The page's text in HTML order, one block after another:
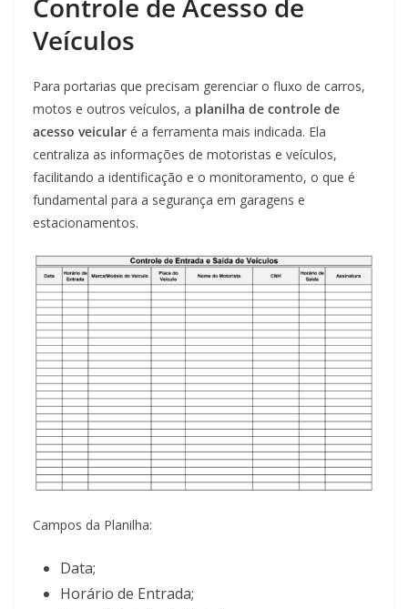
Controle de Acesso de
Veículos
Para portarias que precisam gerenciar o fluxo de carros,
motos e outros veículos, a planilha de controle de
acesso veicular é a ferramenta mais indicada. Ela
centraliza as informações de motoristas e veículos,
facilitando a identificação e o monitoramento, o que é
fundamental para a segurança em garagens e
estacionamentos.
Campos da Planilha:
Data;
Horário de Entrada;